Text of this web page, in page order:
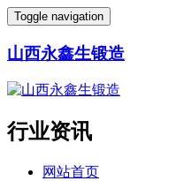
Toggle navigation
山西永鑫生锻造
行业资讯
网站首页